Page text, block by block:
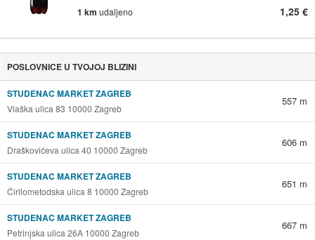
1 km udaljeno 1,25 €
POSLOVNICE U TVOJOJ BLIZINI
STUDENAC MARKET ZAGREB
Vlaška ulica 83 10000 Zagreb
557 m
STUDENAC MARKET ZAGREB
Draškovićeva ulica 40 10000 Zagreb
606 m
STUDENAC MARKET ZAGREB
Ćirilometodska ulica 8 10000 Zagreb
651 m
STUDENAC MARKET ZAGREB
Petrinjska ulica 26A 10000 Zagreb
667 m